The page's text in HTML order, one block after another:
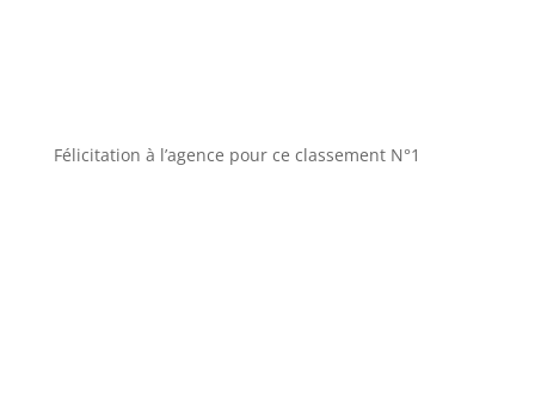
Félicitation à l’agence pour ce classement N°1